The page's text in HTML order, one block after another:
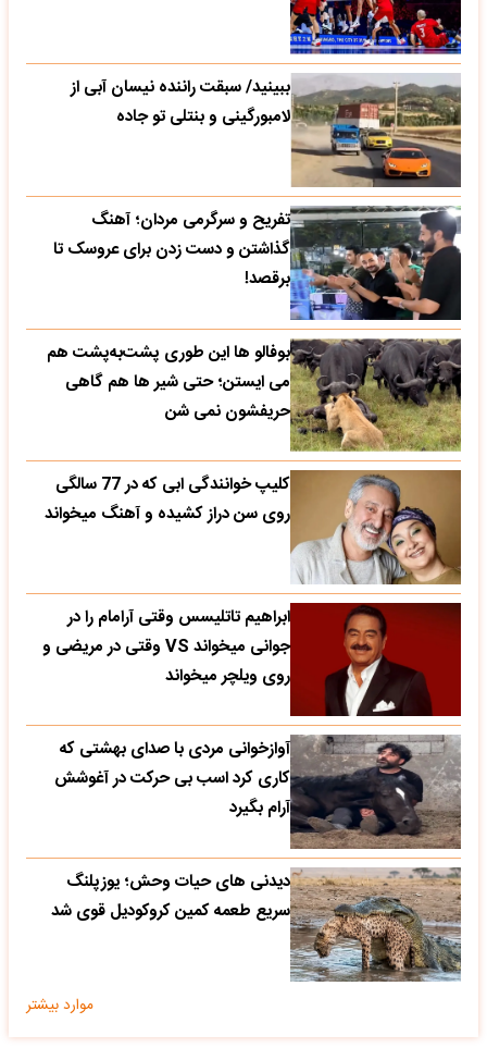
ببینید/ سبقت راننده نیسان آبی از
لامبورگینی و بنتلی تو جاده
تفریح و سرگرمی مردان؛ آهنگ
گذاشتن و دست زدن برای عروسک تا
برقصد!
بوفالو ها این‌ طوری پشت‌به‌پشت هم
می‌ ایستن؛ حتی شیر ها هم گاهی
حریفشون نمی‌ شن
کلیپ خوانندگی ابی که در 77 سالگی
روی سن دراز کشیده و آهنگ میخواند
ابراهیم تاتلیسس وقتی آرامام را در
جوانی میخواند VS وقتی در مریضی و
روی ویلچر میخواند
آوازخوانی مردی با صدای بهشتی که
کاری کرد اسب بی حرکت در آغوشش
آرام بگیرد
دیدنی های حیات وحش؛ یوزپلنگ
سریع طعمه کمین کروکودیل قوی شد
موارد بیشتر